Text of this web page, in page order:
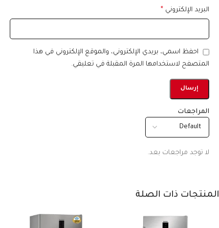
المراجعات
لا توجد مراجعات بعد.
البريد الإلكتروني *
احفظ اسمي، بريدي الإلكتروني، والموقع الإلكتروني في هذا
المتصفح لاستخدامها المرة المقبلة في تعليقي.
المنتجات ذات الصلة